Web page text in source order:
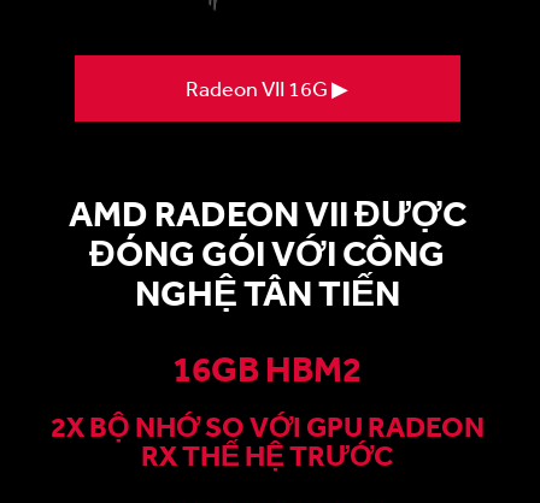
Radeon VII 16G ▶
AMD RADEON VII ĐƯỢC
ĐÓNG GÓI VỚI CÔNG
NGHỆ TÂN TIẾN
16GB HBM2
2X BỘ NHỚ SO VỚI GPU RADEON
RX THẾ HỆ TRƯỚC